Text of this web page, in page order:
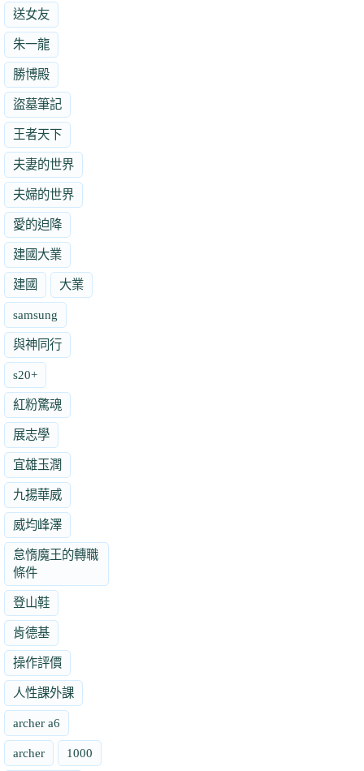
送女友
朱一龍
勝博殿
盜墓筆記
王者天下
夫妻的世界
夫婦的世界
愛的迫降
建國大業
建國 大業
samsung
與神同行
s20+
紅粉驚魂
展志學
宜雄玉潤
九揚華威
威均峰澤
怠惰魔王的轉職
條件
登山鞋
肯德基
操作評價
人性課外課
archer a6
archer 1000